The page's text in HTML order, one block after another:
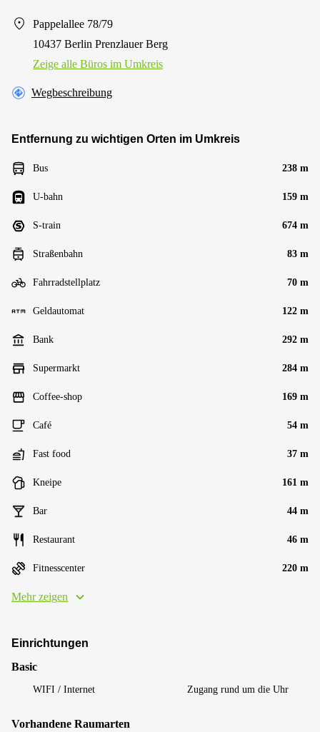
Pappelallee 78/79
10437 Berlin Prenzlauer Berg
Zeige alle Büros im Umkreis
Wegbeschreibung
Entfernung zu wichtigen Orten im Umkreis
Bus 238 m
U-bahn 159 m
S-train 674 m
Straßenbahn 83 m
Fahrradstellplatz 70 m
Geldautomat 122 m
Bank 292 m
Supermarkt 284 m
Coffee-shop 169 m
Café 54 m
Fast food 37 m
Kneipe 161 m
Bar 44 m
Restaurant 46 m
Fitnesscenter 220 m
Mehr zeigen
Einrichtungen
Basic
WIFI / Internet Zugang rund um die Uhr
Vorhandene Raumarten